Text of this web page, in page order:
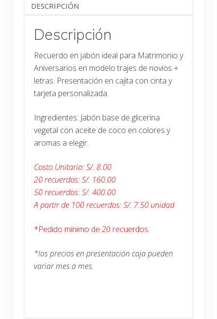
DESCRIPCIÓN
Descripción
Recuerdo en jabón ideal para Matrimonio y
Aniversarios en modelo trajes de novios +
letras. Presentación en cajita con cinta y
tarjeta personalizada.
Ingredientes: Jabón base de glicerina
vegetal con aceite de coco en colores y
aromas a elegir.
Costo Unitario: S/. 8.00
20 recuerdos: S/. 160.00
50 recuerdos: S/. 400.00
A partir de 100 recuerdos: S/. 7.50 unidad
*Pedido mínimo de 20 recuerdos.
*los precios en presentación caja pueden
variar mes a mes.